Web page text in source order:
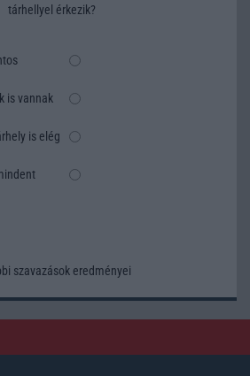
tárhellyel érkezik?
is vannak
is elég
szavazások eredményei